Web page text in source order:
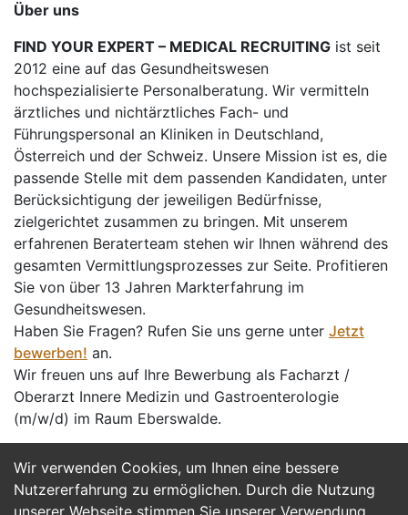
Wir verwenden Cookies, um Ihnen eine bessere
Nutzererfahrung zu ermöglichen. Durch die Nutzung
unserer Webseite stimmen Sie unserer Verwendung
Über uns
FIND YOUR EXPERT – MEDICAL RECRUITING ist seit
2012 eine auf das Gesundheitswesen
hochspezialisierte Personalberatung. Wir vermitteln
ärztliches und nichtärztliches Fach- und
Führungspersonal an Kliniken in Deutschland,
Österreich und der Schweiz. Unsere Mission ist es, die
passende Stelle mit dem passenden Kandidaten, unter
Berücksichtigung der jeweiligen Bedürfnisse,
zielgerichtet zusammen zu bringen. Mit unserem
erfahrenen Beraterteam stehen wir Ihnen während des
gesamten Vermittlungsprozesses zur Seite. Profitieren
Sie von über 13 Jahren Markterfahrung im
Gesundheitswesen.
Haben Sie Fragen? Rufen Sie uns gerne unter Jetzt
bewerben! an.
Wir freuen uns auf Ihre Bewerbung als Facharzt /
Oberarzt Innere Medizin und Gastroenterologie
(m/w/d) im Raum Eberswalde.
Jetzt Bewerben